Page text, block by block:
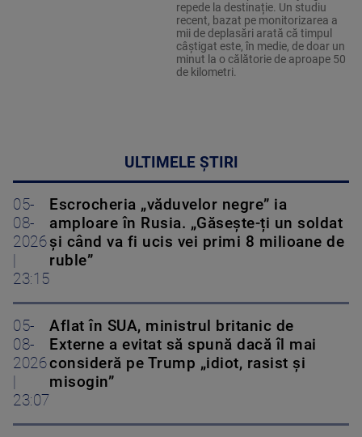
repede la destinație. Un studiu
recent, bazat pe monitorizarea a
mii de deplasări arată că timpul
câștigat este, în medie, de doar un
minut la o călătorie de aproape 50
de kilometri.
ULTIMELE ȘTIRI
05-
08-
2026
23:15
Escrocheria „văduvelor negre” ia
amploare în Rusia. „Găsește-ți un soldat
și când va fi ucis vei primi 8 milioane de
ruble”
05-
08-
2026
23:07
Aflat în SUA, ministrul britanic de
Externe a evitat să spună dacă îl mai
consideră pe Trump „idiot, rasist și
misogin”